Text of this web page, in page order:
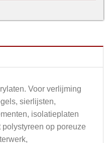
Voor verlijming
sierlijsten,
isolatieplaten
op poreuze